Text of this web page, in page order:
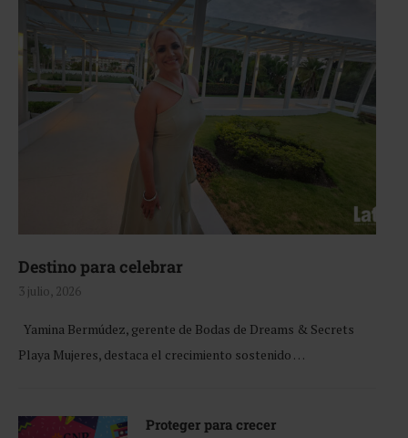
Destino para celebrar
3 julio, 2026
Yamina Bermúdez, gerente de Bodas de Dreams & Secrets
Playa Mujeres, destaca el crecimiento sostenido …
Proteger para crecer